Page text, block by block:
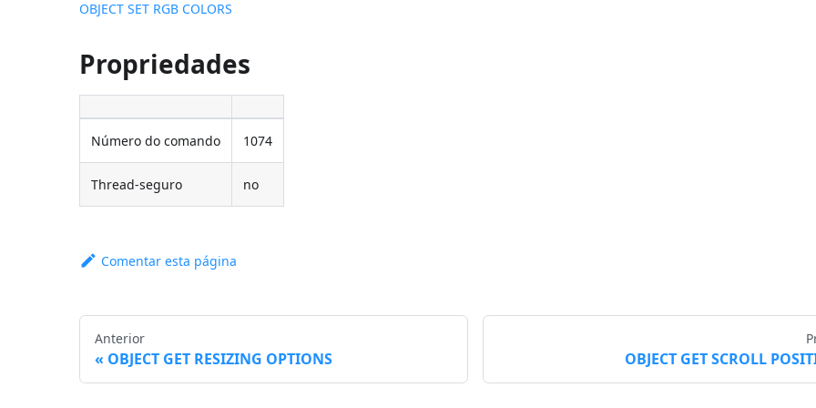
OBJECT SET RGB COLORS
Propriedades
Número do comando 1074
Thread-seguro no
Comentar esta página
Anterior
OBJECT GET RESIZING OPTIONS OBJECT GET SCROLL